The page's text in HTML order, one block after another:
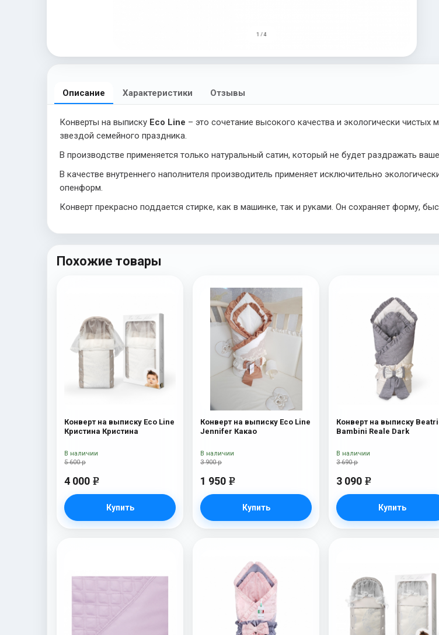
1 / 4
Описание Характеристики Отзывы
Конверты на выписку Eco Line – это сочетание высокого качества и экологически
звездой семейного праздника.
В производстве применяется только натуральный сатин, который не будет раздражать
В качестве внутреннего наполнителя производитель применяет исключительно
опенформ.
Конверт прекрасно поддается стирке, как в машинке, так и руками. Он сохраняет форму,
Похожие товары
Конверт на выписку Eco Line
Кристина Кристина
5 600 р
4 000 e
Купить
В наличии
Конверт на выписку Eco Line
Jennifer Какао
3 900 р
1 950 e
Купить
В наличии
Конверт на выписку
Bambini Reale Dark
3 690 р
3 090 e
Купить
В наличии